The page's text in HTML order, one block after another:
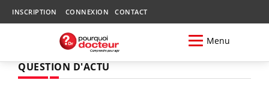
INSCRIPTION CONNEXION CONTACT
Menu
QUESTION D'ACTU